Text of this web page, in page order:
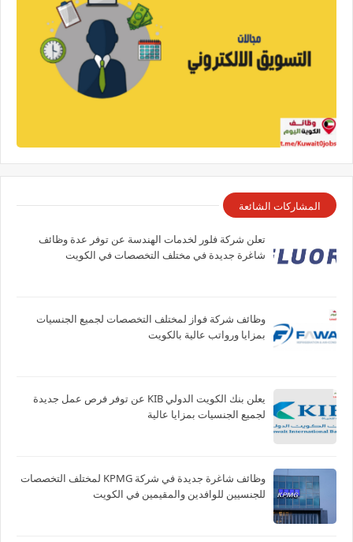
المشاركات الشائعة
تعلن شركة فلور لخدمات الهندسة عن توفر عدة وظائف
شاغرة جديدة في مختلف التخصصات في الكويت
وظائف شركة فواز لمختلف التخصصات لجميع الجنسيات
بمزايا ورواتب عالية بالكويت
يعلن بنك الكويت الدولي KIB عن توفر فرص عمل جديدة
لجميع الجنسيات بمزايا عالية
وظائف شاغرة جديدة في شركة ‏KPMG لمختلف التخصصات
للجنسيين للوافدين والمقيمين في الكويت